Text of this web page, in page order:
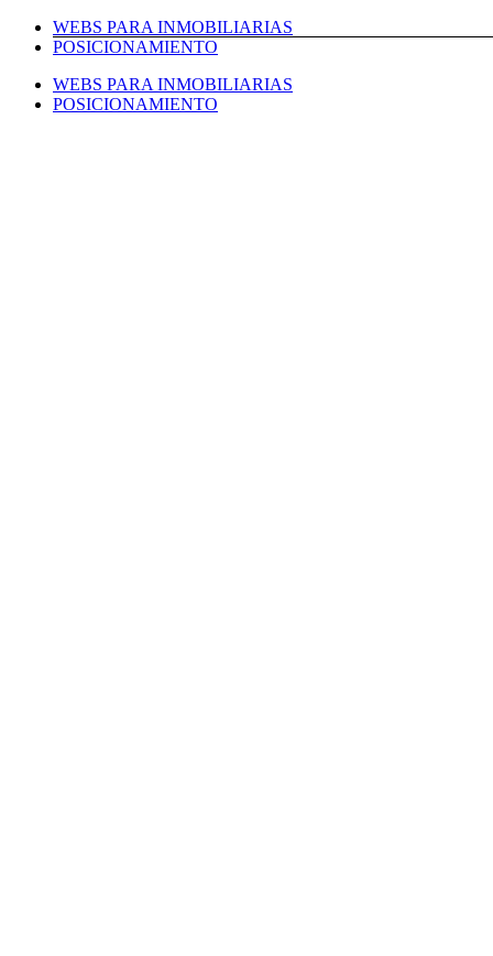
Saltar
WEBS PARA INMOBILIARIAS
POSICIONAMIENTO
WEBS PARA INMOBILIARIAS
POSICIONAMIENTO